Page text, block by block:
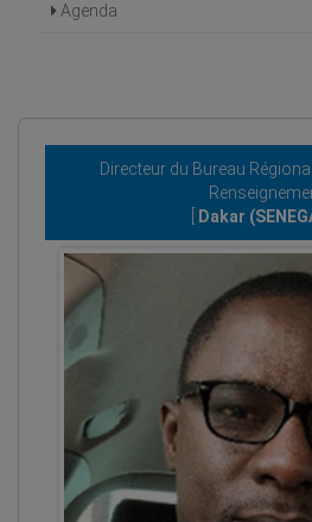
Agenda
Directeur du Bureau
Dakar